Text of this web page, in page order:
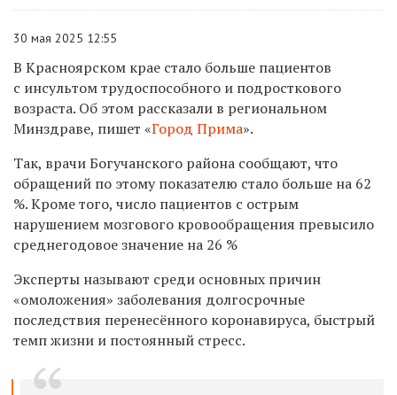
30 мая 2025 12:55
В Красноярском крае стало больше пациентов
с инсультом трудоспособного и подросткового
возраста. Об этом рассказали в региональном
Минздраве, пишет «Город Прима».
Так, врачи Богучанского района сообщают, что
обращений по этому показателю стало больше на 62
%. Кроме того, число пациентов с острым
нарушением мозгового кровообращения превысило
среднегодовое значение на 26 %
Эксперты называют среди основных причин
«омоложения» заболевания долгосрочные
последствия перенесённого коронавируса, быстрый
темп жизни и постоянный стресс.